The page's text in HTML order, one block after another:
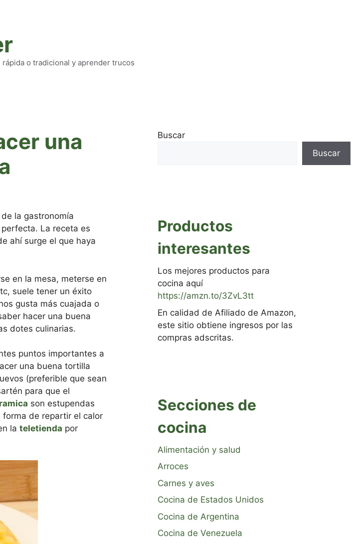
o tradicional y aprender trucos
una
la gastronomía
La receta es
ahí surge el que haya
en la mesa, meterse en
suele tener un éxito
gusta más cuajada o
hacer una buena
dotes culinarias.
puntos importantes a
una buena tortilla
(preferible que sean
para que el
son estupendas
forma de repartir el calor
la teletienda por
Buscar
Buscar
Productos
interesantes
Los mejores productos para
cocina aquí
https://amzn.to/3ZvL3tt
En calidad de Afiliado de Amazon,
este sitio obtiene ingresos por las
compras adscritas.
Secciones de
cocina
Alimentación y salud
Arroces
Carnes y aves
Cocina de Estados Unidos
Cocina de Argentina
Cocina de Venezuela